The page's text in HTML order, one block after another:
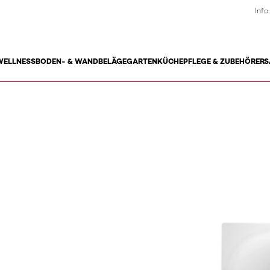
BODEN- & WANDBELÄGEGARTENKÜCHEPFLEGE & ZUBEHÖR
Info